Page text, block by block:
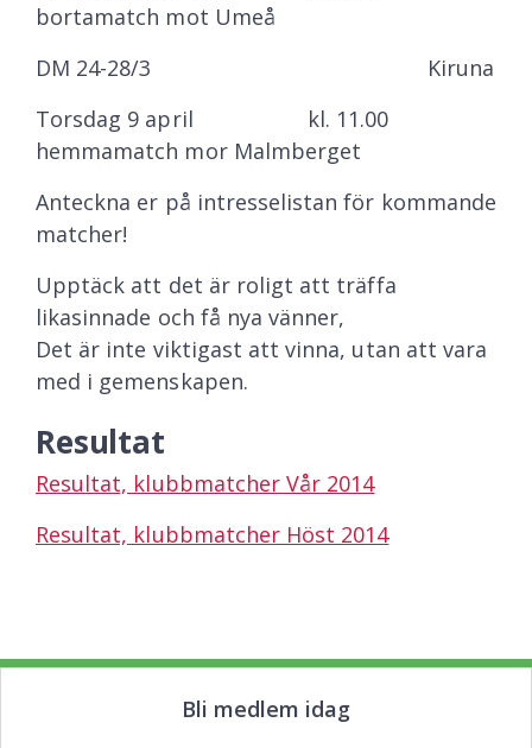
bortamatch mot Umeå
DM 24-28/3 Kiruna
Torsdag 9 april kl. 11.00
hemmamatch mor Malmberget
Anteckna er på intresselistan för kommande
matcher!
Upptäck att det är roligt att träffa
likasinnade och få nya vänner,
Det är inte viktigast att vinna, utan att vara
med i gemenskapen.
Resultat
Resultat, klubbmatcher Vår 2014
Resultat, klubbmatcher Höst 2014
Bli medlem idag